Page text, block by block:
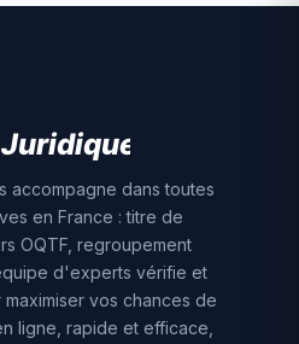
accompagne dans toutes
en France : titre de
OQTF, regroupement
d'experts vérifie et
vos chances de
ligne, rapide et efficace,